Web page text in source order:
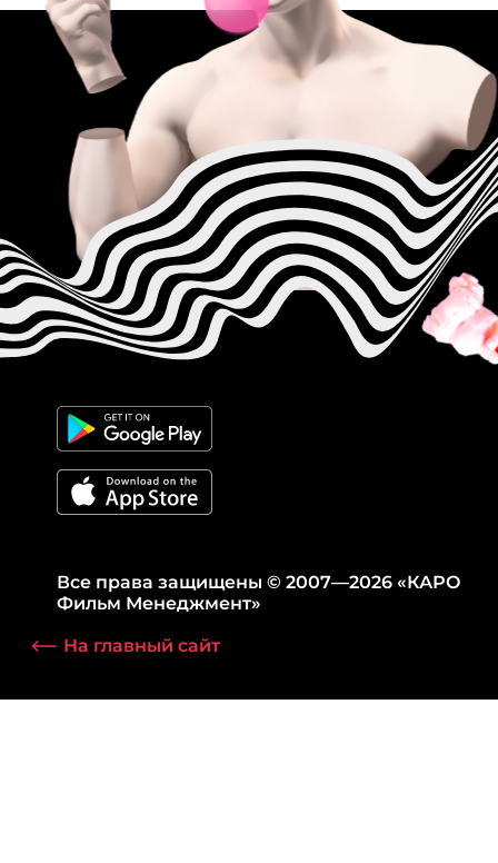
Все права защищены © 2007—2026 «КАРО
Фильм Менеджмент»
На главный сайт